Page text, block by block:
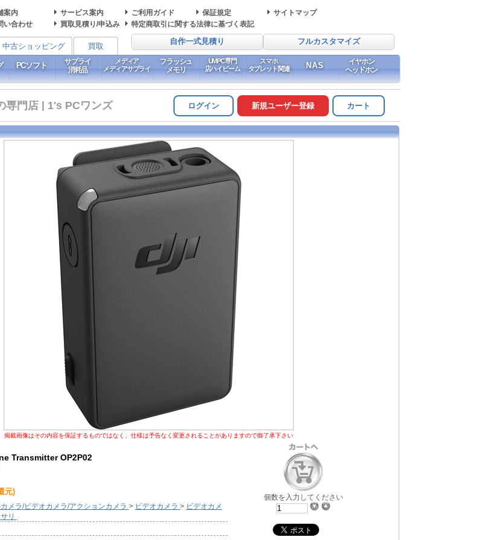
案内 サービス案内 ご利用ガイド 保証規定
サイトマップ
い合わせ 買取見積り/申込み 特定商取引に関する法律に基づく表記
自作一式見積り フルカスタマイズ
中古ショッピング 買取
PCソフト
サプライ
消耗品
メディア
メディアサプライ
フラッシュ
メモリ
UMPC専門
店ハイビーム
スマホ
タブレット関連
NAS
イヤホン
ヘッドホン
専門店 | 1's PCワンズ ログイン 新規ユーザー登録 カート
掲載画像はその内容を保証するものではなく、仕様は予告なく変更されることがありますので御了承下さい
Transmitter OP2P02
元)
メラ/ビデオカメラ/アクションカメラ > ビデオカメラ > ビデオカメ
リ
個数を入力してください